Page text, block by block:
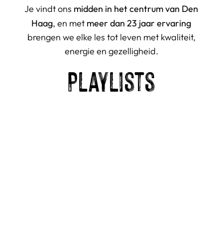
Je vindt ons midden in het centrum van Den
Haag, en met meer dan 23 jaar ervaring
brengen we elke les tot leven met kwaliteit,
energie en gezelligheid.
Playlists